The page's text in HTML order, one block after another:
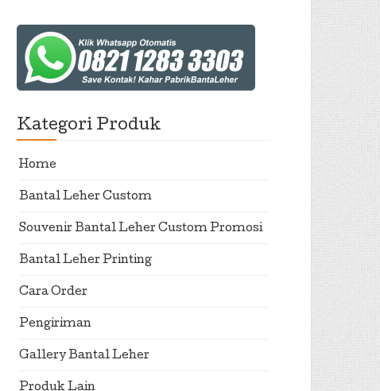
Kategori Produk
Home
Bantal Leher Custom
Souvenir Bantal Leher Custom Promosi
Bantal Leher Printing
Cara Order
Pengiriman
Gallery Bantal Leher
Produk Lain